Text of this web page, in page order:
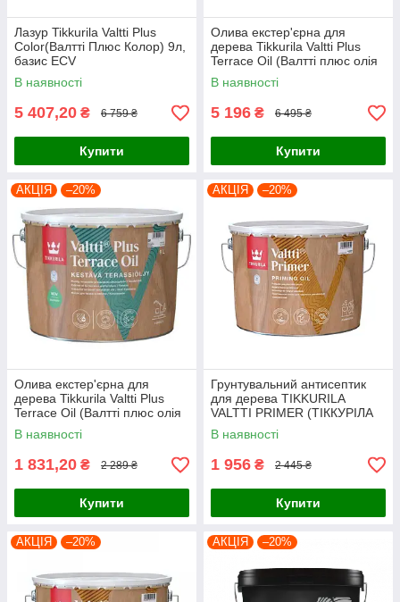
Лазур Tikkurila Valtti Plus
Color(Валтті Плюс Колор) 9л,
базис ЕСV
В наявності
5 407,20 ₴ 6 759 ₴
Купити
Олива екстер'єрна для
дерева Tikkurila Valtti Plus
Terrace Oil (Валтті плюс олія
для деревини) 9л, базис ЕС
В наявності
5 196 ₴ 6 495 ₴
Купити
АКЦІЯ –20%
Олива екстер'єрна для
дерева Tikkurila Valtti Plus
Terrace Oil (Валтті плюс олія
для деревини) 2,7л, базис ЕС
В наявності
1 831,20 ₴ 2 289 ₴
Купити
АКЦІЯ –20%
Грунтувальний антисептик
для дерева TIKKURILA
VALTTI PRIMER (ТІККУРІЛА
ВАЛТТІ ПРАЙМЕР) 2.7 л
В наявності
1 956 ₴ 2 445 ₴
Купити
АКЦІЯ –20% АКЦІЯ –20%